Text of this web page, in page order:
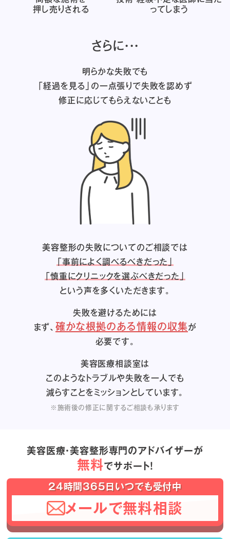
押し売りされる
ってしまう
さらに・・・
明らかな失敗でも
「経過を見る」の一点張りで失敗を認めず
修正に応じてもらえないことも
美容整形の失敗についてのご相談では
「事前によく調べるべきだった」
「慎重にクリニックを選ぶべきだった」
という声を多くいただきます。
失敗を避けるためには
まず、確かな根拠のある情報の収集が
必要です。
美容医療相談室は
このようなトラブルや失敗を一人でも
減らすことをミッションとしています。
※施術後の修正に関するご相談も承ります
美容医療・美容整形専門のアドバイザーが
無料でサポート！
24時間365日いつでも受付中
メールで無料相談